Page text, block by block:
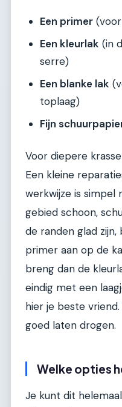
Een primer
Een kleurlak (in
serre)
Een blanke lak
toplaag)
Fijn
Voor diepere
Een kleine
werkwijze is simpel
gebied schoon,
de randen glad
primer aan op de
breng dan de
eindig met een
hier je beste
goed laten drogen.
Welke opties
Je kunt dit